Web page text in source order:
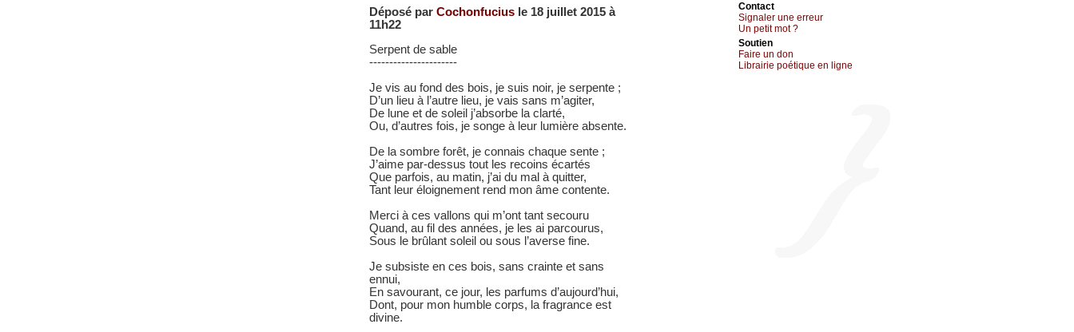
Déposé par Cochonfucius le 18 juillet 2015 à
11h22
Serpent de sable
----------------------
Je vis au fond des bois, je suis noir, je serpente ;
D’un lieu à l’autre lieu, je vais sans m’agiter,
De lune et de soleil j’absorbe la clarté,
Ou, d’autres fois, je songe à leur lumière absente.
De la sombre forêt, je connais chaque sente ;
J’aime par-dessus tout les recoins écartés
Que parfois, au matin, j’ai du mal à quitter,
Tant leur éloignement rend mon âme contente.
Merci à ces vallons qui m’ont tant secouru
Quand, au fil des années, je les ai parcourus,
Sous le brûlant soleil ou sous l’averse fine.
Je subsiste en ces bois, sans crainte et sans
ennui,
En savourant, ce jour, les parfums d’aujourd’hui,
Dont, pour mon humble corps, la fragrance est
divine.
Cоntact
Signaler une errеur
Un pеtit mоt ?
Sоutien
Fаirе un dоn
Librairiе pоétique en lignе